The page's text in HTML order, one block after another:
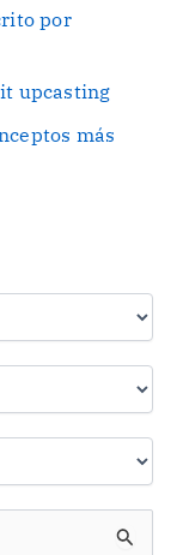
por
upcasting
más